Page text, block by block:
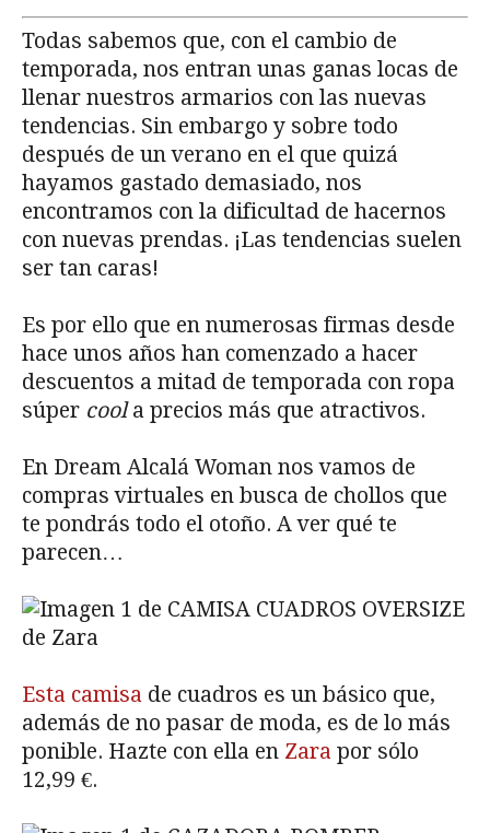
Todas sabemos que, con el cambio de
temporada, nos entran unas ganas locas de
llenar nuestros armarios con las nuevas
tendencias. Sin embargo y sobre todo
después de un verano en el que quizá
hayamos gastado demasiado, nos
encontramos con la dificultad de hacernos
con nuevas prendas. ¡Las tendencias suelen
ser tan caras!
Es por ello que en numerosas firmas desde
hace unos años han comenzado a hacer
descuentos a mitad de temporada con ropa
súper coola precios más que atractivos.
En Dream Alcalá Woman nos vamos de
compras virtuales en busca de chollos que
te pondrás todo el otoño. A ver qué te
parecen…
Esta camisa de cuadros es un básico que,
además de no pasar de moda, es de lo más
ponible. Hazte con ella en Zara por sólo
12,99 €.